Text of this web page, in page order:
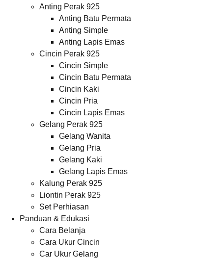
Anting Perak 925
Anting Batu Permata
Anting Simple
Anting Lapis Emas
Cincin Perak 925
Cincin Simple
Cincin Batu Permata
Cincin Kaki
Cincin Pria
Cincin Lapis Emas
Gelang Perak 925
Gelang Wanita
Gelang Pria
Gelang Kaki
Gelang Lapis Emas
Kalung Perak 925
Liontin Perak 925
Set Perhiasan
Panduan & Edukasi
Cara Belanja
Cara Ukur Cincin
Car Ukur Gelang